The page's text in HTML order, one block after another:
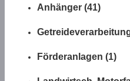
Anhänger (41)
Förderanlagen (1)